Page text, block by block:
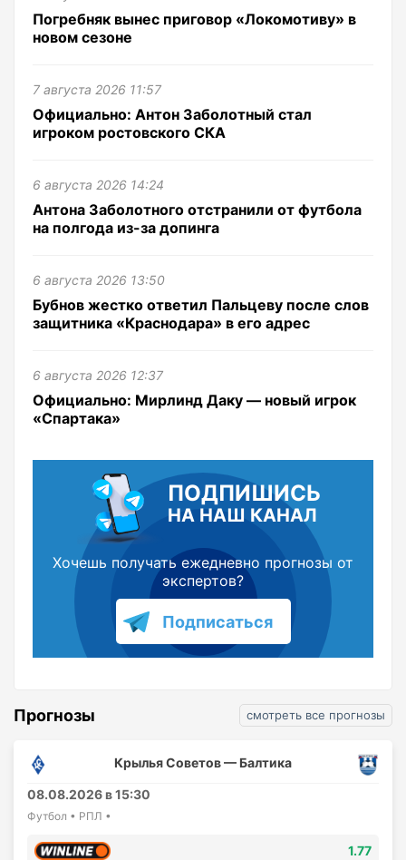
Погребняк вынес приговор «Локомотиву» в
новом сезоне
7 августа 2026 11:57
Официально: Антон Заболотный стал
игроком ростовского СКА
6 августа 2026 14:24
Антона Заболотного отстранили от футбола
на полгода из-за допинга
6 августа 2026 13:50
Бубнов жестко ответил Пальцеву после слов
защитника «Краснодара» в его адрес
6 августа 2026 12:37
Официально: Мирлинд Даку — новый игрок
«Спартака»
ПОДПИШИСЬ
НА НАШ КАНАЛ
Хочешь получать ежедневно прогнозы от
экспертов?
Подписаться
Прогнозы смотреть все прогнозы
Крылья Советов — Балтика
08.08.2026 в 15:30
Футбол • РПЛ •
1.77